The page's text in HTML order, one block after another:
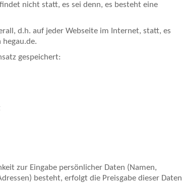
nicht statt, es sei denn, es besteht eine
d.h. auf jeder Webseite im Internet, statt, es
gespeichert:
zur Eingabe persönlicher Daten (Namen,
besteht, erfolgt die Preisgabe dieser Daten